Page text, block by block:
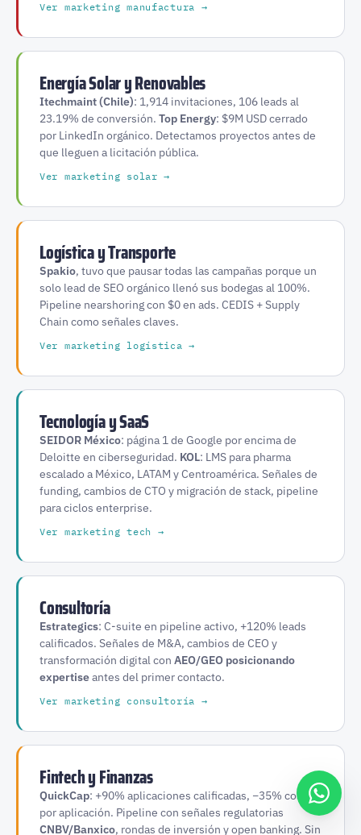
Ver marketing manufactura →
Energía Solar y Renovables
Itechmaint (Chile): 1,914 invitaciones, 106 leads al
23.19% de conversión. Top Energy: $9M USD cerrado
por LinkedIn orgánico. Detectamos proyectos antes de
que lleguen a licitación pública.
Ver marketing solar →
Logística y Transporte
Spakio, tuvo que pausar todas las campañas porque un
solo lead de SEO orgánico llenó sus bodegas al 100%.
Pipeline nearshoring con $0 en ads. CEDIS + Supply
Chain como señales claves.
Ver marketing logística →
Tecnología y SaaS
SEIDOR México: página 1 de Google por encima de
Deloitte en ciberseguridad. KOL: LMS para pharma
escalado a México, LATAM y Centroamérica. Señales de
funding, cambios de CTO y migración de stack, pipeline
para ciclos enterprise.
Ver marketing tech →
Consultoría
Estrategics: C-suite en pipeline activo, +120% leads
calificados. Señales de M&A, cambios de CEO y
transformación digital con AEO/GEO posicionando
expertiseantes del primer contacto.
Ver marketing consultoría →
Fintech y Finanzas
QuickCap: +90% aplicaciones calificadas, −35% costo
por aplicación. Pipeline con señales regulatorias
CNBV/Banxico, rondas de inversión y open banking. Sin